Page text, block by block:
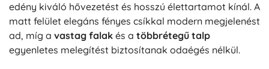
edény kiváló hővezetést és hosszú élettartamot kínál. A
matt felület elegáns fényes csíkkal modern megjelenést
ad, míg a vastag falak és a többrétegű talp
egyenletes melegítést biztosítanak odaégés nélkül.